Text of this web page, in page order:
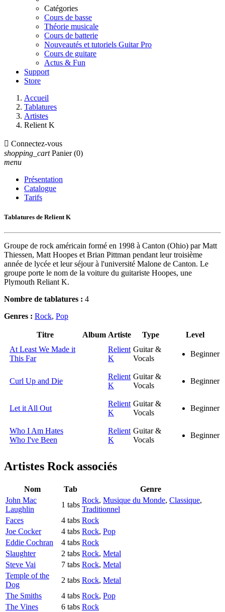
Catégories
Cours de basse
Théorie musicale
Cours de batterie
Nouveautés et tutoriels Guitar Pro
Cours de guitare
Actus & Fun
Support
Store
Accueil
Tablatures
Artistes
Relient K
 Connectez-vous
shopping_cart Panier (0)
menu
Présentation
Catalogue
Tarifs
Tablatures de Relient K
Groupe de rock américain formé en 1998 à Canton (Ohio) par Matt
Thiessen, Matt Hoopes et Brian Pittman pendant leur troisième
année de lycée et leur séjour à l'université Malone de Canton. Le
groupe porte le nom de la voiture du guitariste Hoopes, une
Plymouth Reliant K.
Nombre de tablatures : 4
Genres : Rock, Pop
Titre Album Artiste Type
Level
At Least We Made it
This Far
Relient
K
Guitar &
Vocals
Beginner
Curl Up and Die
Relient
K
Guitar &
Vocals
Beginner
Let it All Out
Relient
K
Guitar &
Vocals
Beginner
Who I Am Hates
Who I've Been
Relient
K
Guitar &
Vocals
Beginner
Artistes Rockassociés
Nom Tab
Genre
John Mac
Laughlin
1 tabs
Rock, Musique du Monde, Classique,
Traditionnel
Faces
4 tabs Rock
Joe Cocker
4 tabs Rock, Pop
Eddie Cochran
4 tabs Rock
Slaughter
2 tabs Rock, Metal
Steve Vai
7 tabs Rock, Metal
Temple of the
Dog
2 tabs Rock, Metal
The Smiths
4 tabs Rock, Pop
The Vines
6 tabs Rock